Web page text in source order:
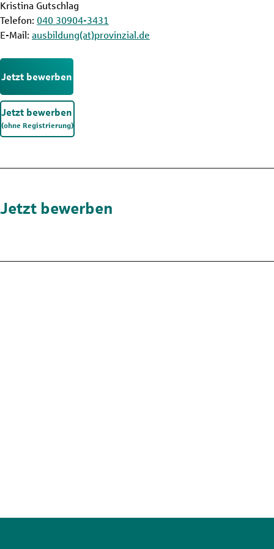
Kristina Gutschlag
Telefon: 040 30904-3431
E-Mail: ausbildung(at)provinzial.de
Jetzt bewerben
Jetzt bewerben
(ohne Registrierung)
Jetzt bewerben